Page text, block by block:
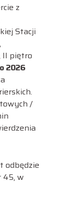
z
Stacji
II piętro
2026
/
odbędzie
45, w